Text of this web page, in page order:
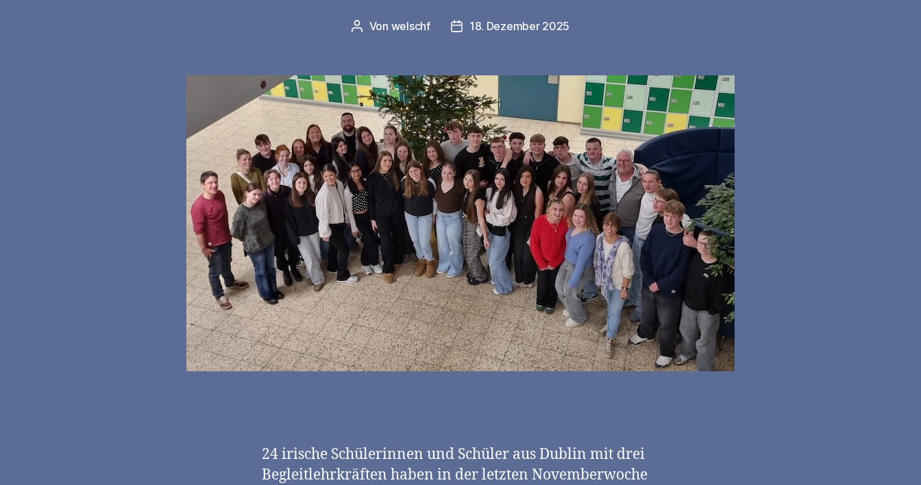
Beitragsautor
Von welschf Veröffentlichungsdatum
18. Dezember 2025
24 irische Schülerinnen und Schüler aus Dublin mit drei
Begleitlehrkräften haben in der letzten Novemberwoche